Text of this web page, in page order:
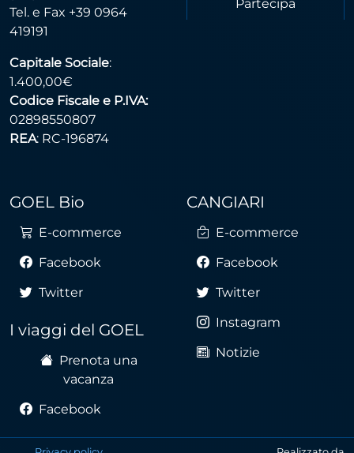
Tel. e Fax +39 0964
419191
Capitale Sociale:
1.400,00€
Codice Fiscale e P.IVA:
02898550807
REA: RC-196874
Partecipa
GOEL Bio
E-commerce
Facebook
Twitter
I viaggi del GOEL
Prenota una
vacanza
Facebook
CANGIARI
E-commerce
Facebook
Twitter
Instagram
Notizie